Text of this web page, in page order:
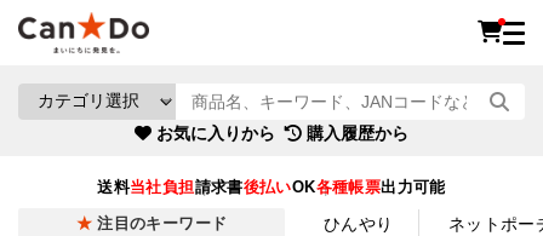
お気に入りから 購入履歴から
送料当社負担請求書後払いOK各種帳票出力可能
注目のキーワード ひんやり ネットポー